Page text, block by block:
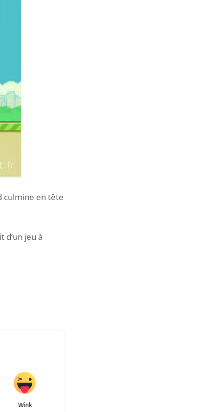
culmine en tête
d’un jeu à
Wink